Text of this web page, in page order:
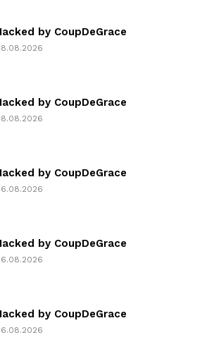
by CoupDeGrace
by CoupDeGrace
by CoupDeGrace
by CoupDeGrace
by CoupDeGrace